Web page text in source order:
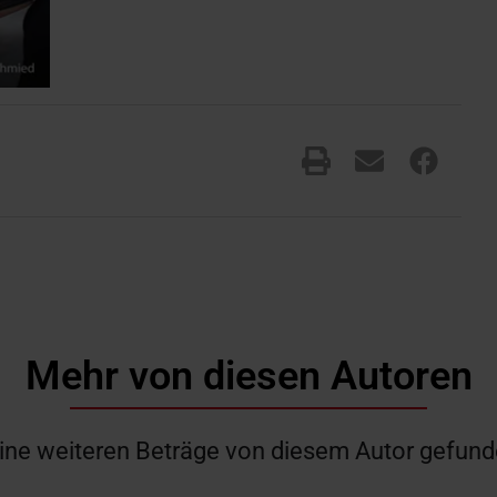
Mehr von diesen Autoren
weiteren Beträge von diesem Autor